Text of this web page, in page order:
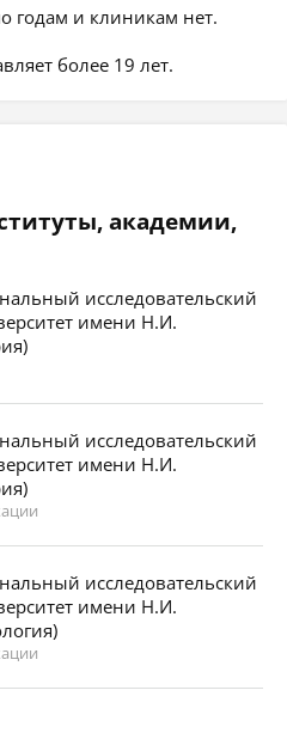
годам и клиникам нет.
более 19 лет.
академии,
исследовательский
имени Н.И.
исследовательский
имени Н.И.
исследовательский
имени Н.И.